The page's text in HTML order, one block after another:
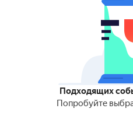
Подходящих
Попробуйте